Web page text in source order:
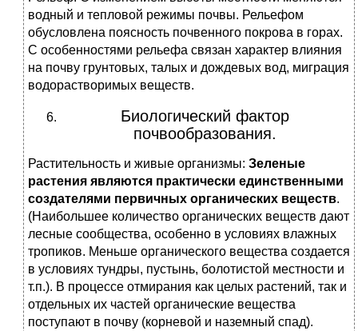
водный и тепловой режимы почвы. Рельефом
обусловлена поясность почвенного покрова в горах.
С особенностями рельефа связан характер влияния
на почву грунтовых, талых и дождевых вод, миграция
водорастворимых веществ.
Биологический фактор
почвообразования.
Растительность и живые организмы: Зеленые
растения являются практически единственными
создателями первичных органических веществ.
(Наибольшее количество органических веществ дают
лесные сообщества, особенно в условиях влажных
тропиков. Меньше органического вещества создается
в условиях тундры, пустынь, болотистой местности и
т.п.). В процессе отмирания как целых растений, так и
отдельных их частей органические вещества
поступают в почву (корневой и наземный спад).